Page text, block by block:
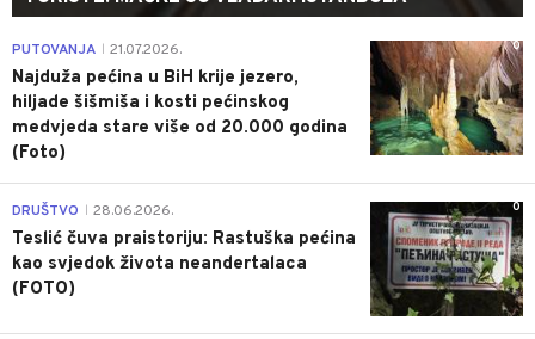
0
PUTOVANJA 21.07.2026.
Najduža pećina u BiH krije jezero,
hiljade šišmiša i kosti pećinskog
medvjeda stare više od 20.000 godina
(Foto)
0
DRUŠTVO 28.06.2026.
Teslić čuva praistoriju: Rastuška pećina
kao svjedok života neandertalaca
(FOTO)